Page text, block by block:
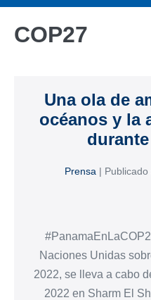
COP27
Una ola de
océanos y la
Prensa | Publicado
Naciones Unidas
2022, se lleva a cabo
2022 en Sharm El